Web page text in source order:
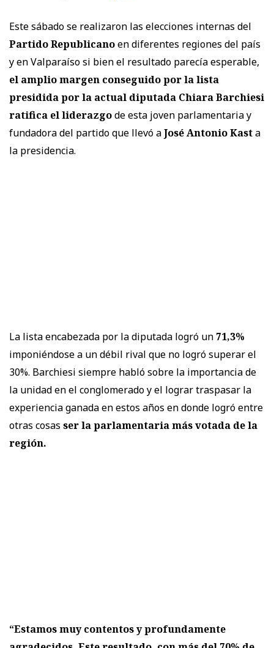
Este sábado se realizaron las elecciones internas del
Partido Republicanoen diferentes regiones del país
y en Valparaíso si bien el resultado parecía esperable,
el amplio margen conseguido por la lista
presidida por la actual diputada Chiara Barchiesi
ratifica el liderazgode esta joven parlamentaria y
fundadora del partido que llevó aJosé Antonio Kasta
la presidencia.
La lista encabezada por la diputada logró un 71,3%
imponiéndose a un débil rival que no logró superar el
30%. Barchiesi siempre habló sobre la importancia de
la unidad en el conglomerado y el lograr traspasar la
experiencia ganada en estos años en donde logró entre
otras cosas ser la parlamentaria más votada de la
región.
“Estamos muy contentos y profundamente